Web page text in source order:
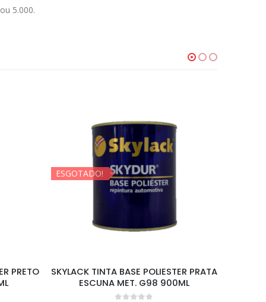
5.000.
PRATA
SKYLACK TINTA BASE POLIESTER PRATA
NIQUEL MET. GM 90 900ML